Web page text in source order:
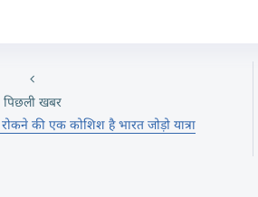
पिछली खबर
की एक कोशिश है भारत जोड़ो यात्रा